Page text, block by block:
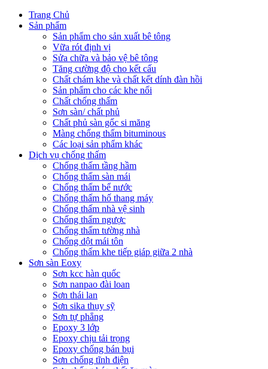
Trang Chủ
Sản phẩm
Sản phẩm cho sản xuất bê tông
Vữa rót định vị
Sửa chữa và bảo vệ bê tông
Tăng cường độ cho kết cấu
Chất chám khe và chất kết dính đàn hồi
Sản phẩm cho các khe nối
Chất chống thấm
Sơn sàn/ chất phủ
Chất phủ sàn gốc si măng
Màng chống thấm bituminous
Các loại sản phẩm khác
Dịch vụ chống thấm
Chống thấm tầng hầm
Chống thấm sàn mái
Chống thấm bể nước
Chống thấm hố thang máy
Chống thấm nhà vệ sinh
Chống thấm ngược
Chống thấm tường nhà
Chống dột mái tôn
Chống thấm khe tiếp giáp giữa 2 nhà
Sơn sàn Eoxy
Sơn kcc hàn quốc
Sơn nanpao đài loan
Sơn thái lan
Sơn sika thụy sỹ
Sơn tự phẳng
Epoxy 3 lớp
Epoxy chịu tải trọng
Epoxy chống bán bụi
Sơn chống tĩnh điện